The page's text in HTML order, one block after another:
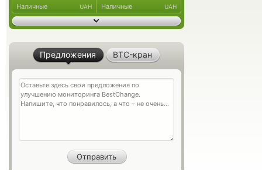
Наличные UAH Наличные UAH
Предложения BTC-кран